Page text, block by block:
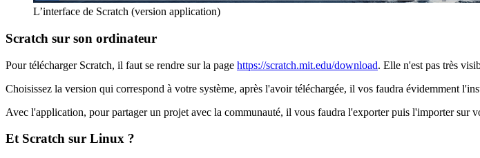
L’interface de Scratch (version application)
Scratch sur son ordinateur
Pour télécharger Scratch, il faut se rendre sur la page https://scratch.mit.edu/download. Elle n'est pas très
Choisissez la version qui correspond à votre système, après l'avoir téléchargée, il vos faudra évidemment
Avec l'application, pour partager un projet avec la communauté, il vous faudra l'exporter puis l'importer sur
Et Scratch sur Linux ?